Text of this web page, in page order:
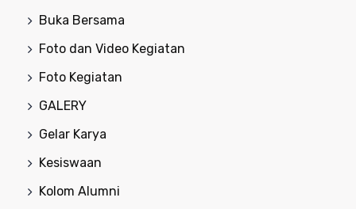
Buka Bersama
Foto dan Video Kegiatan
Foto Kegiatan
GALERY
Gelar Karya
Kesiswaan
Kolom Alumni